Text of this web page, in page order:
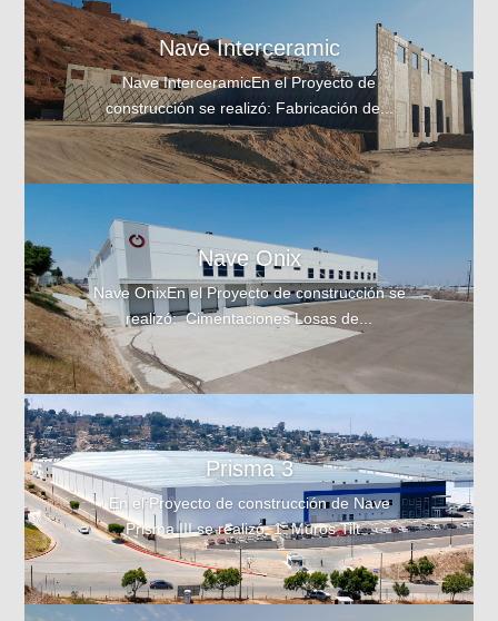
Nave Interceramic
Nave InterceramicEn el Proyecto de
construcción se realizó: Fabricación de...
Nave Onix
Nave OnixEn el Proyecto de construcción se
realizó: Cimentaciones Losas de...
Prisma 3
En el Proyecto de construcción de Nave
Prisma III se realizó: 1. Muros Tilt...